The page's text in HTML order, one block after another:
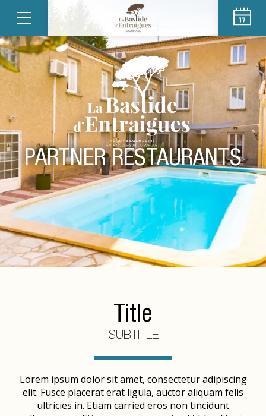
PARTNER RESTAURANTS
Title
SUBTITLE
Lorem ipsum dolor sit amet, consectetur adipiscing
elit. Fusce placerat erat ligula, auctor aliquam felis
ultricies in. Etiam carried eros non tincidunt